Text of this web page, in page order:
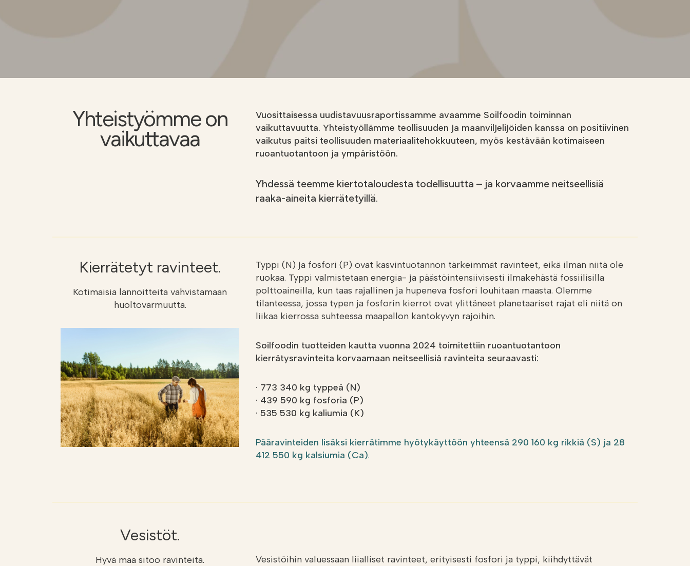
Yhteistyömme on
vaikuttavaa
Vuosittaisessa uudistavuusraportissamme avaamme Soilfoodin toiminnan
vaikuttavuutta. Yhteistyöllämme teollisuuden ja maanviljelijöiden kanssa on positiivinen
vaikutus paitsi teollisuuden materiaalitehokkuuteen, myös kestävään kotimaiseen
ruoantuotantoon ja ympäristöön.
Yhdessä teemme kiertotaloudesta todellisuutta – ja korvaamme neitseellisiä
raaka-aineita kierrätetyillä.
Kierrätetyt ravinteet.
Kotimaisia lannoitteita vahvistamaan
huoltovarmuutta.
Typpi (N) ja fosfori (P) ovat kasvintuotannon tärkeimmät ravinteet, eikä ilman niitä ole
ruokaa. Typpi valmistetaan energia- ja päästöintensiivisesti ilmakehästä fossiilisilla
polttoaineilla, kun taas rajallinen ja hupeneva fosfori louhitaan maasta. Olemme
tilanteessa, jossa typen ja fosforin kierrot ovat ylittäneet planetaariset rajat eli niitä on
liikaa kierrossa suhteessa maapallon kantokyvyn rajoihin.
Soilfoodin tuotteiden kautta vuonna 2024 toimitettiin ruoantuotantoon
kierrätysravinteita korvaamaan neitseellisiä ravinteita seuraavasti:
· 773 340 kg typpeä (N)
· 439 590 kg fosforia (P)
· 535 530 kg kaliumia (K)
Pääravinteiden lisäksi kierrätimme hyötykäyttöön yhteensä 290 160 kg rikkiä (S) ja 28
412 550 kg kalsiumia (Ca).
Vesistöt.
Hyvä maa sitoo ravinteita.
Vesistöihin valuessaan liialliset ravinteet, erityisesti fosfori ja typpi, kiihdyttävät